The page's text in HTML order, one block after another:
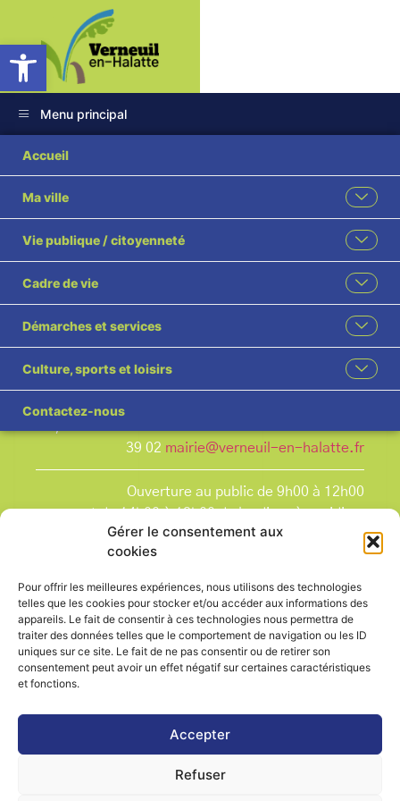
Ouvrir la barre d’outils
Gérer le consentement aux
cookies
Pour offrir les meilleures expériences, nous utilisons des technologies
telles que les cookies pour stocker et/ou accéder aux informations des
appareils. Le fait de consentir à ces technologies nous permettra de
traiter des données telles que le comportement de navigation ou les ID
uniques sur ce site. Le fait de ne pas consentir ou de retirer son
consentement peut avoir un effet négatif sur certaines caractéristiques
et fonctions.
Accepter
Refuser
Menu principal
Accueil
Ma ville
Vie publique / citoyenneté
Cadre de vie
Démarches et services
Culture, sports et loisirs
Contactez-nous
20230521_151521
39 02 mairie@verneuil-en-halatte.fr
Ouverture au public de 9h00 à 12h00
et de 14h00 à 18h00 du lundi après-midi au
vendredi,
et le samedi de 9h00 à 12h00.
que les jours fériés.